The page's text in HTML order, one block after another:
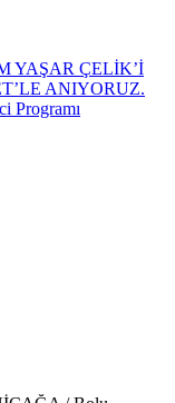
YAŞAR ÇELİK’İ
ANIYORUZ.
Programı